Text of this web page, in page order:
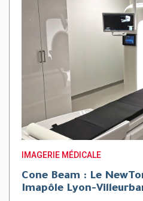
IMAGERIE MÉDICALE
Cone Beam : Le
Imapôle Lyon-